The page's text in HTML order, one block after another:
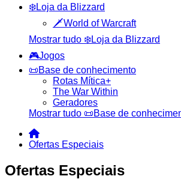
❄️Loja da Blizzard
🗡️World of Warcraft
Mostrar tudo ❄️Loja da Blizzard
🎮Jogos
📜Base de conhecimento
Rotas Mítica+
The War Within
Geradores
Mostrar tudo 📜Base de
Ofertas Especiais
Ofertas Especiais